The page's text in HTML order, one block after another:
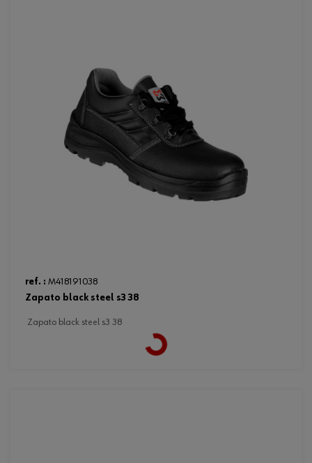
ref. : M418191038
zapato black steel s3 38
zapato black steel s3 38